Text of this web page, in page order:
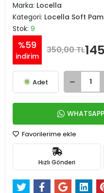
Marka: Locella
Kategori: Locella Soft
Stok: 9
%59
indirim
350,00 TL
Adet
Favorilerime ekle
Hızlı Gönderi